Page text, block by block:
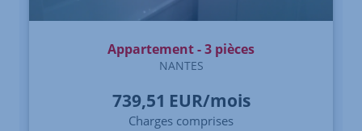
Appartement - 3 pièces
NANTES
739,51 EUR/mois
Charges comprises